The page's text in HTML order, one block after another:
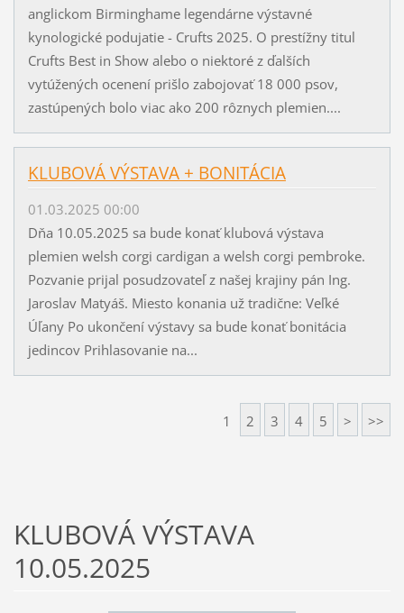
anglickom Birminghame legendárne výstavné
kynologické podujatie - Crufts 2025. O prestížny titul
Crufts Best in Show alebo o niektoré z ďalších
vytúžených ocenení prišlo zabojovať 18 000 psov,
zastúpených bolo viac ako 200 rôznych plemien....
KLUBOVÁ VÝSTAVA + BONITÁCIA
01.03.2025 00:00
Dňa 10.05.2025 sa bude konať klubová výstava
plemien welsh corgi cardigan a welsh corgi pembroke.
Pozvanie prijal posudzovateľ z našej krajiny pán Ing.
Jaroslav Matyáš. Miesto konania už tradične: Veľké
Úľany Po ukončení výstavy sa bude konať bonitácia
jedincov Prihlasovanie na...
1 2 3 4 5 > >>
KLUBOVÁ VÝSTAVA
10.05.2025